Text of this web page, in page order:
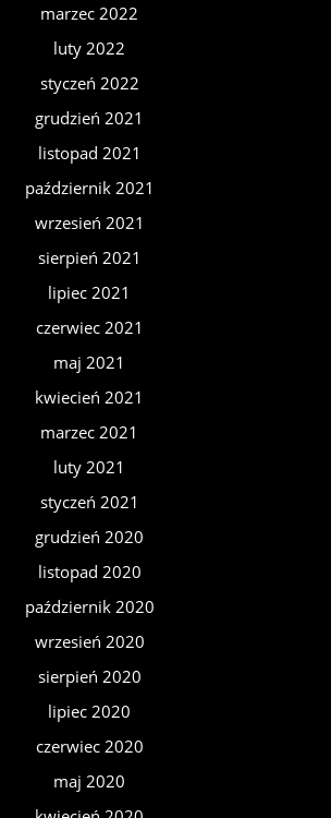
marzec 2022
luty 2022
styczeń 2022
grudzień 2021
listopad 2021
październik 2021
wrzesień 2021
sierpień 2021
lipiec 2021
czerwiec 2021
maj 2021
kwiecień 2021
marzec 2021
luty 2021
styczeń 2021
grudzień 2020
listopad 2020
październik 2020
wrzesień 2020
sierpień 2020
lipiec 2020
czerwiec 2020
maj 2020